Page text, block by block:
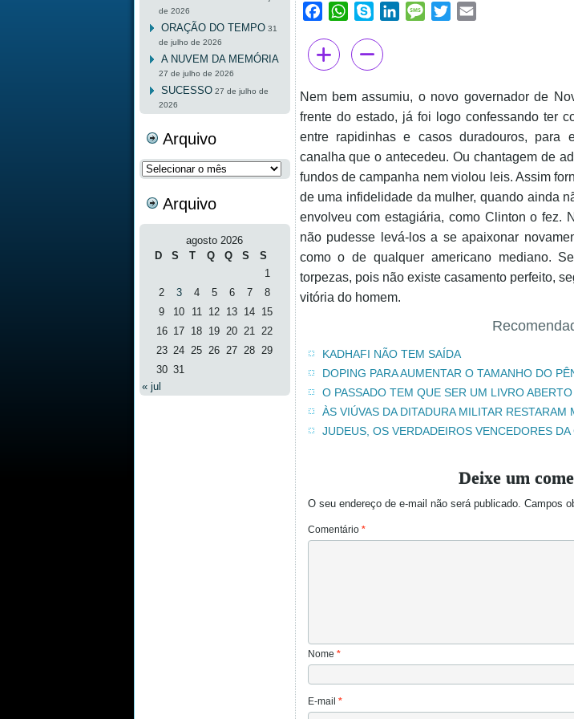
de 2026
ORAÇÃO DO TEMPO 31
de julho de 2026
A NUVEM DA MEMÓRIA
27 de julho de 2026
SUCESSO 27 de julho de
2026
Arquivo
Arquivo
Arquivo
agosto 2026
D
S T Q Q S
S
1
2
3 4 5 6 7
8
9
10 11 12 13 14 15
16 17 18 19 20 21 22
23 24 25 26 27 28 29
30 31
« jul
FacebookWhatsApp
Skype LinkedInMessage
Twitter
Nem bem assumiu, o novo governador de
frente do estado, já foi logo confessando ter
entre rapidinhas e casos duradouros, para
canalha que o antecedeu. Ou chantagem de
fundos de campanha nem violou leis. Assim
de uma infidelidade da mulher, quando ainda
envolveu com estagiária, como Clinton o fez.
não pudesse levá-los a se apaixonar
como o de qualquer americano mediano.
torpezas, pois não existe casamento perfeito,
vitória do homem.
KADHAFI NÃO TEM SAÍDA
DOPING PARA AUMENTAR O TAMANHO DO
O PASSADO TEM QUE SER UM LIVRO ABERTO
ÀS VIÚVAS DA DITADURA MILITAR RESTARAM
JUDEUS, OS VERDADEIROS VENCEDORES
Deixe um
O seu endereço de e-mail não será publicado. Campos
Comentário *
Nome *
E-mail *